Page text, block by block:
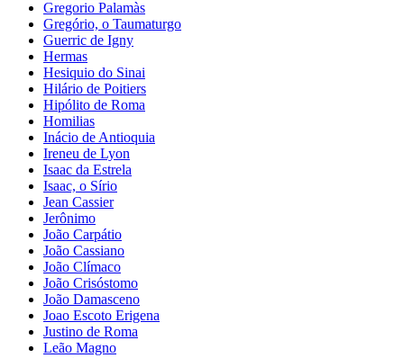
Gregorio Palamàs
Gregório, o Taumaturgo
Guerric de Igny
Hermas
Hesiquio do Sinai
Hilário de Poitiers
Hipólito de Roma
Homilias
Inácio de Antioquia
Ireneu de Lyon
Isaac da Estrela
Isaac, o Sírio
Jean Cassier
Jerônimo
João Carpátio
João Cassiano
João Clímaco
João Crisóstomo
João Damasceno
Joao Escoto Erigena
Justino de Roma
Leão Magno